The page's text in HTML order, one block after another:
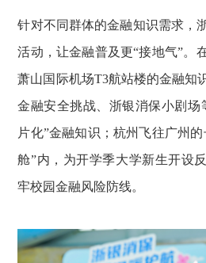
针对不同群体的金融知识需求，
活动，让金融普及更“接地气”。
萧山国际机场T3航站楼的金融知
金融安全挑战、浙银消保小剧场
片化”金融知识；杭州飞往广州
舱”内，为开学季大学新生开设
牢校园金融风险防线。